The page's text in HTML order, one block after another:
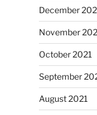
December
November
October 2021
September
August 2021